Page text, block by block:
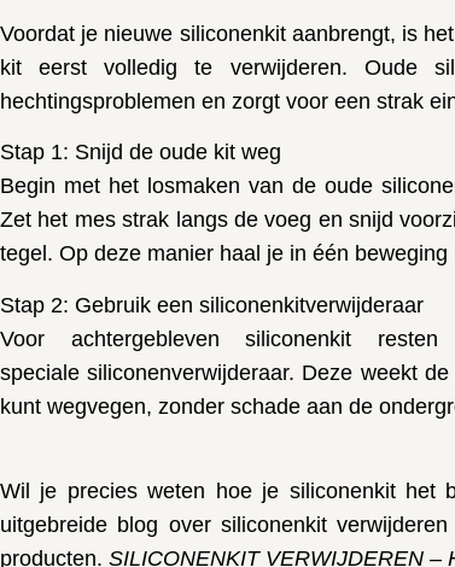
Voordat je nieuwe siliconenkit aanbrengt, is
kit eerst volledig te verwijderen. Oude
hechtingsproblemen en zorgt voor een strak
Stap 1: Snijd de oude kit weg
Begin met het losmaken van de oude
Zet het mes strak langs de voeg en snijd
tegel. Op deze manier haal je in één
Stap 2: Gebruik een siliconenkitverwijderaar
Voor achtergebleven siliconenkit
specialesiliconenverwijderaar. Deze weekt
kunt wegvegen, zonder schade aan de
Wil je precies weten hoe je siliconenkit het
uitgebreide blog over siliconenkit verwijderen
producten. SILICONENKIT VERWIJDEREN –